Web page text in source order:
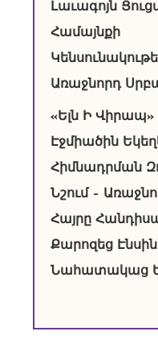
Լաւագոյն
Համայնքի
Առաջնորդ
«Ելն Ի Վիրապ»
Էջմիածին
Հիմնադրման
Նշում –
Հայրը
Քարոզեց
Նահատակաց